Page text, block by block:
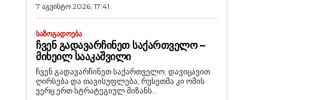
7 აგვისტო 2026, 17:41
ᲡᲐᲖᲝᲒᲐᲓᲝᲔᲑᲐ
ᲩᲕᲔᲜ ᲒᲐᲓᲐᲕᲐᲠᲩᲘᲜᲔᲗ ᲡᲐᲥᲐᲠᲗᲕᲔᲚᲝ –
ᲛᲘᲮᲔᲘᲚ ᲡᲐᲐᲙᲐᲨᲕᲘᲚᲘ
ჩვენ გადავარჩინეთ საქართველო, დავიცავით
ღირსება და თავისუფლება, რუსეთმა კი ომის
ვერც ერთ სტრატეგიულ მიზანს...